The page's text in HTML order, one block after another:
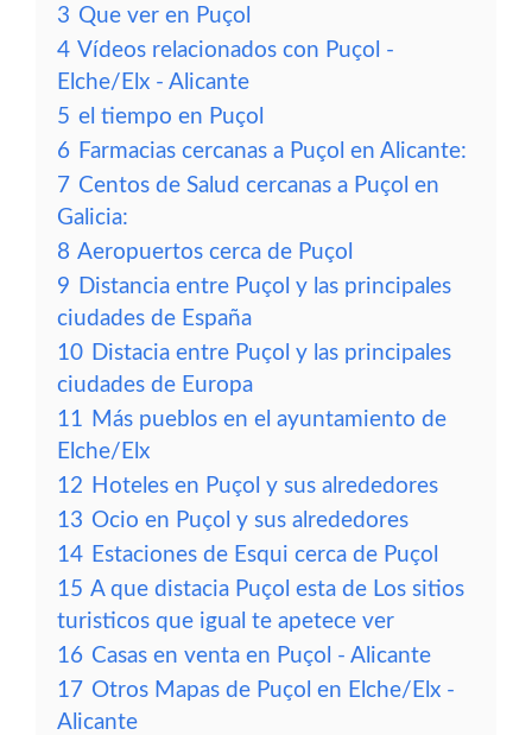
3 Que ver en Puçol
4 Vídeos relacionados con Puçol -
Elche/Elx - Alicante
5 el tiempo en Puçol
6 Farmacias cercanas a Puçol en Alicante:
7 Centos de Salud cercanas a Puçol en
Galicia:
8 Aeropuertos cerca de Puçol
9 Distancia entre Puçol y las principales
ciudades de España
10 Distacia entre Puçol y las principales
ciudades de Europa
11 Más pueblos en el ayuntamiento de
Elche/Elx
12 Hoteles en Puçol y sus alrededores
13 Ocio en Puçol y sus alrededores
14 Estaciones de Esqui cerca de Puçol
15 A que distacia Puçol esta de Los sitios
turisticos que igual te apetece ver
16 Casas en venta en Puçol - Alicante
17 Otros Mapas de Puçol en Elche/Elx -
Alicante